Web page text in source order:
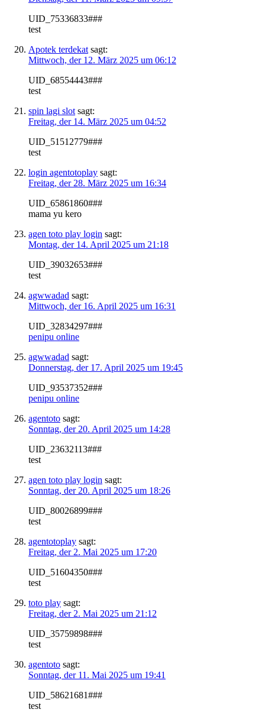
UID_75336833###
test
Apotek terdekat sagt:
Mittwoch, der 12. März 2025 um 06:12
UID_68554443###
test
spin lagi slot sagt:
Freitag, der 14. März 2025 um 04:52
UID_51512779###
test
login agentotoplay sagt:
Freitag, der 28. März 2025 um 16:34
UID_65861860###
mama yu kero
agen toto play login sagt:
Montag, der 14. April 2025 um 21:18
UID_39032653###
test
agwwadad sagt:
Mittwoch, der 16. April 2025 um 16:31
UID_32834297###
penipu online
agwwadad sagt:
Donnerstag, der 17. April 2025 um 19:45
UID_93537352###
penipu online
agentoto sagt:
Sonntag, der 20. April 2025 um 14:28
UID_23632113###
test
agen toto play login sagt:
Sonntag, der 20. April 2025 um 18:26
UID_80026899###
test
agentotoplay sagt:
Freitag, der 2. Mai 2025 um 17:20
UID_51604350###
test
toto play sagt:
Freitag, der 2. Mai 2025 um 21:12
UID_35759898###
test
agentoto sagt:
Sonntag, der 11. Mai 2025 um 19:41
UID_58621681###
test